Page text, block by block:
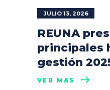
JULIO 13, 2026
REUNA
principales
gestión
VER MÁS